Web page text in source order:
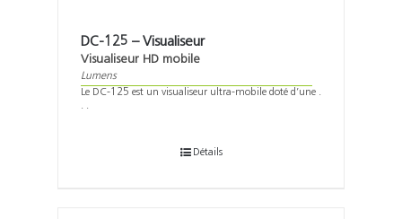
DC-125 – Visualiseur
Visualiseur HD mobile
Lumens
Le DC-125 est un visualiseur ultra-mobile doté d’une .
. .
Détails